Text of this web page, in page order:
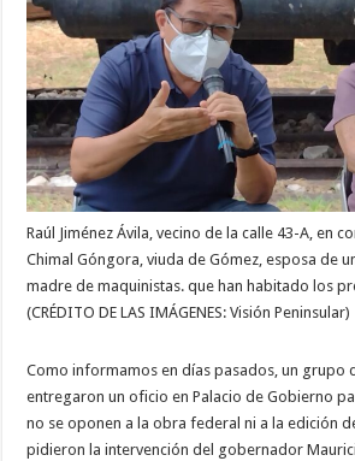
Raúl Jiménez Ávila, vecino de la calle 43-A, en
Chimal Góngora, viuda de Gómez, esposa de
madre de maquinistas. que han habitado los
(CRÉDITO DE LAS IMÁGENES: Visión Peninsular)
Como informamos en días pasados, un grupo
entregaron un oficio en Palacio de Gobierno
no se oponen a la obra federal ni a la edición
pidieron la intervención del gobernador